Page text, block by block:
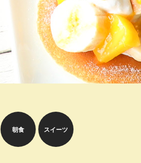
朝食 スイーツ